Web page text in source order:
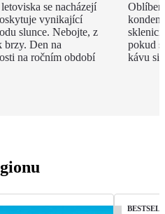
se nacházejí
vynikající
slunce. Nebojte, z
brzy. Den na
na ročním období
pokud
kávu si